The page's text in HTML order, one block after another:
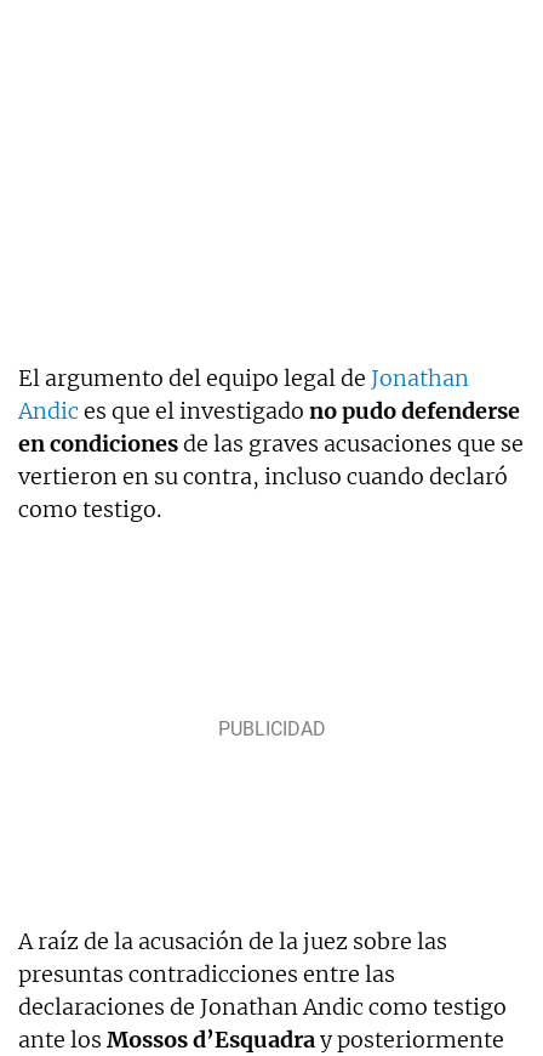
El argumento del equipo legal de Jonathan
Andices que el investigado no pudo defenderse
en condicionesde las graves acusaciones que se
vertieron en su contra, incluso cuando declaró
como testigo.
A raíz de la acusación de la juez sobre las
presuntas contradicciones entre las
declaraciones de Jonathan Andic como testigo
ante los Mossos d’Esquadray posteriormente